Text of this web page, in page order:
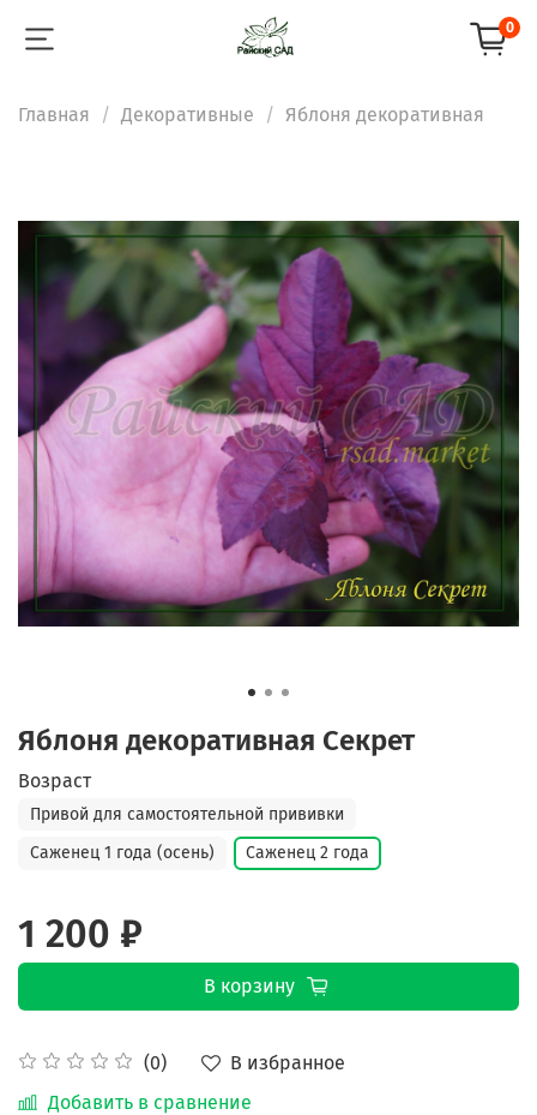
0
Главная Декоративные Яблоня декоративная
Яблоня декоративная Секрет
(0)
В избранное
Добавить в сравнение
Возраст
Привой для самостоятельной прививки
Саженец 1 года (осень)
Саженец 2 года
1 200 ₽
В корзину